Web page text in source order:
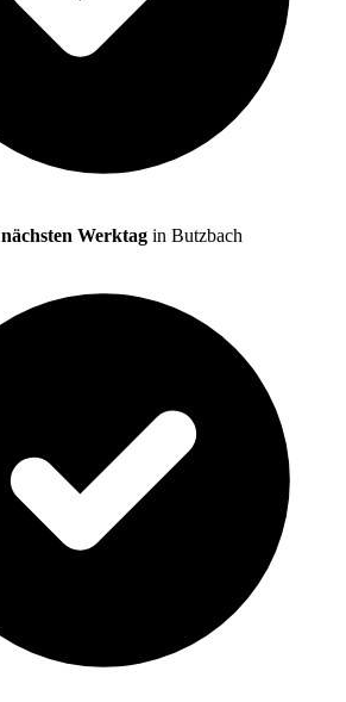
nächsten Werktag in Butzbach